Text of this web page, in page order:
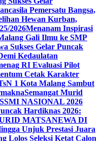
Pemersatu Bangsa,
Hewan Kurban,
2026Menanam Inspirasi
Gali Ilmu ke SMP
Sukses Gelar Puncak
Kedaulatan
RI Evaluasi Pilot
Cetak Karakter
1 Kota Malang Sambut
Semangat Murid
NASIONAL 2026
Hardiknas 2026:
MATSANEWA DI
Unjuk Prestasi Juara
Lolos Seleksi Ketat Calon